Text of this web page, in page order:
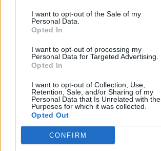
I want to opt-out of the Sale of my
Personal Data.
Opted In
I want to opt-out of processing my
Personal Data for Targeted Advertising.
Opted In
I want to opt-out of Collection, Use,
Retention, Sale, and/or Sharing of my
Personal Data that Is Unrelated with the
Purposes for which it was collected.
Opted Out
CONFIRM